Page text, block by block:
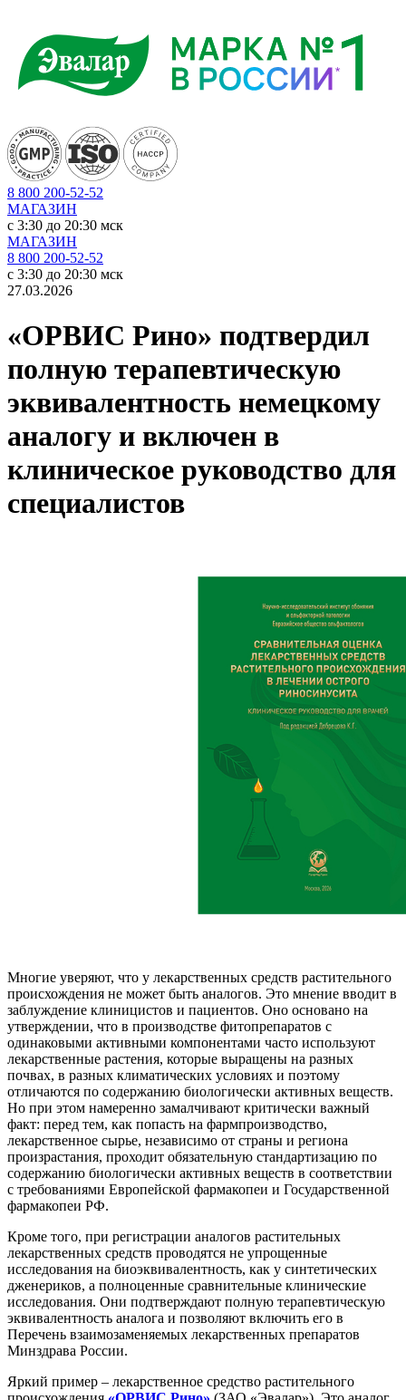
8 800 200-52-52
МАГАЗИН
c 3:30 до 20:30 мск
МАГАЗИН
8 800 200-52-52
c 3:30 до 20:30 мск
27.03.2026
«ОРВИС Рино» подтвердил
полную терапевтическую
эквивалентность немецкому
аналогу и включен в
клиническое руководство для
специалистов
Многие уверяют, что у лекарственных средств растительного
происхождения не может быть аналогов. Это мнение вводит в
заблуждение клиницистов и пациентов. Оно основано на
утверждении, что в производстве фитопрепаратов с
одинаковыми активными компонентами часто используют
лекарственные растения, которые выращены на разных
почвах, в разных климатических условиях и поэтому
отличаются по содержанию биологически активных веществ.
Но при этом намеренно замалчивают критически важный
факт: перед тем, как попасть на фармпроизводство,
лекарственное сырье, независимо от страны и региона
произрастания, проходит обязательную стандартизацию по
содержанию биологически активных веществ в соответствии
с требованиями Европейской фармакопеи и Государственной
фармакопеи РФ.
Кроме того, при регистрации аналогов растительных
лекарственных средств проводятся не упрощенные
исследования на биоэквивалентность, как у синтетических
дженериков, а полноценные сравнительные клинические
исследования. Они подтверждают полную терапевтическую
эквивалентность аналога и позволяют включить его в
Перечень взаимозаменяемых лекарственных препаратов
Минздрава России.
Яркий пример – лекарственное средство растительного